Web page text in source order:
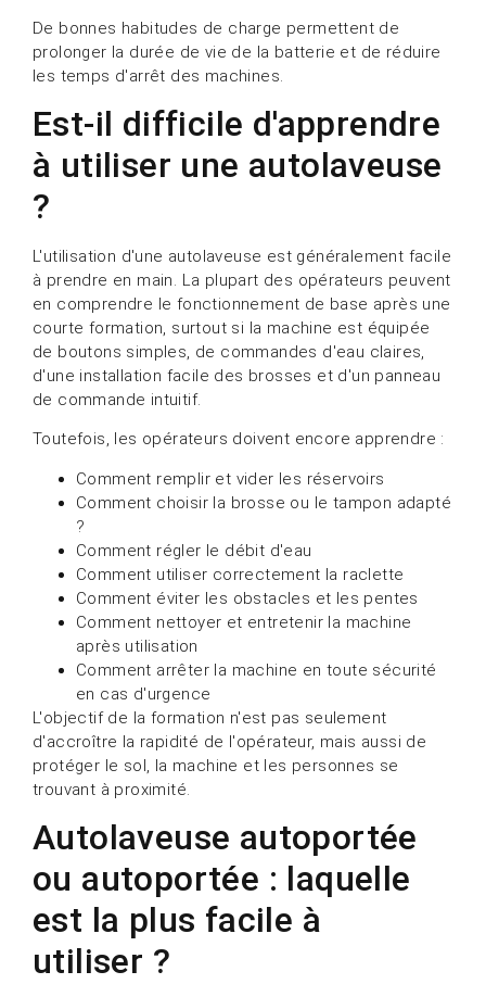
De bonnes habitudes de charge permettent de
prolonger la durée de vie de la batterie et de réduire
les temps d'arrêt des machines.
Est-il difficile d'apprendre
à utiliser une autolaveuse
?
L'utilisation d'une autolaveuse est généralement facile
à prendre en main. La plupart des opérateurs peuvent
en comprendre le fonctionnement de base après une
courte formation, surtout si la machine est équipée
de boutons simples, de commandes d'eau claires,
d'une installation facile des brosses et d'un panneau
de commande intuitif.
Toutefois, les opérateurs doivent encore apprendre :
Comment remplir et vider les réservoirs
Comment choisir la brosse ou le tampon adapté
?
Comment régler le débit d'eau
Comment utiliser correctement la raclette
Comment éviter les obstacles et les pentes
Comment nettoyer et entretenir la machine
après utilisation
Comment arrêter la machine en toute sécurité
en cas d'urgence
L'objectif de la formation n'est pas seulement
d'accroître la rapidité de l'opérateur, mais aussi de
protéger le sol, la machine et les personnes se
trouvant à proximité.
Autolaveuse autoportée
ou autoportée : laquelle
est la plus facile à
utiliser ?